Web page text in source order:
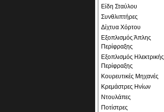
Είδη Σταύλου
Συνθλιπτήρες
Δίχτυα Χόρτου
Εξοπλισμός Άπλης
Περίφραξης
Εξοπλισμός Ηλεκτρικής
Περίφραξης
Κουρευτικές Μηχανές
Κρεμάστρες Ηνίων
Ντουλάπες
Ποτίστρες